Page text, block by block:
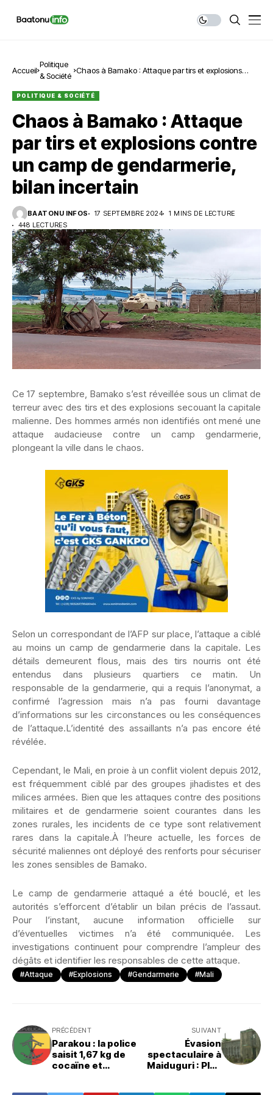
Accueil
Politique
& Société
Chaos à Bamako : Attaque par tirs et explosions
POLITIQUE & SOCIÉTÉ
Chaos à Bamako : Attaque
par tirs et explosions contre
un camp de gendarmerie,
bilan incertain
BAATONU INFOS 17 SEPTEMBRE 2024
1 MINS DE LECTURE
448 LECTURES
Ce 17 septembre, Bamako s’est réveillée sous un climat de
terreur avec des tirs et des explosions secouant la capitale
malienne. Des hommes armés non identifiés ont mené une
attaque audacieuse contre un camp gendarmerie,
plongeant la ville dans le chaos.
Selon un correspondant de l’AFP sur place, l’attaque a ciblé
au moins un camp de gendarmerie dans la capitale. Les
détails demeurent flous, mais des tirs nourris ont été
entendus dans plusieurs quartiers ce matin. Un
responsable de la gendarmerie, qui a requis l’anonymat, a
confirmé l’agression mais n’a pas fourni davantage
d’informations sur les circonstances ou les conséquences
de l’attaque.L’identité des assaillants n’a pas encore été
révélée.
Cependant, le Mali, en proie à un conflit violent depuis 2012,
est fréquemment ciblé par des groupes jihadistes et des
milices armées. Bien que les attaques contre des positions
militaires et de gendarmerie soient courantes dans les
zones rurales, les incidents de ce type sont relativement
rares dans la capitale.À l’heure actuelle, les forces de
sécurité maliennes ont déployé des renforts pour sécuriser
les zones sensibles de Bamako.
Le camp de gendarmerie attaqué a été bouclé, et les
autorités s’efforcent d’établir un bilan précis de l’assaut.
Pour l’instant, aucune information officielle sur
d’éventuelles victimes n’a été communiquée. Les
investigations continuent pour comprendre l’ampleur des
dégâts et identifier les responsables de cette attaque.
#Attaque #Explosions #Gendarmerie #Mali
PRÉCÉDENT
Parakou : la police
saisit 1,67 kg de
cocaïne et
SUIVANT
Évasion
spectaculaire à
Maiduguri : Plus